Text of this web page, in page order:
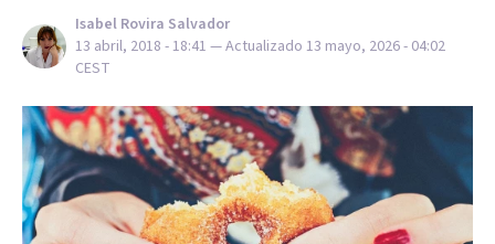
Isabel Rovira Salvador
13 abril, 2018 - 18:41 — Actualizado 13 mayo, 2026 - 04:02
CEST